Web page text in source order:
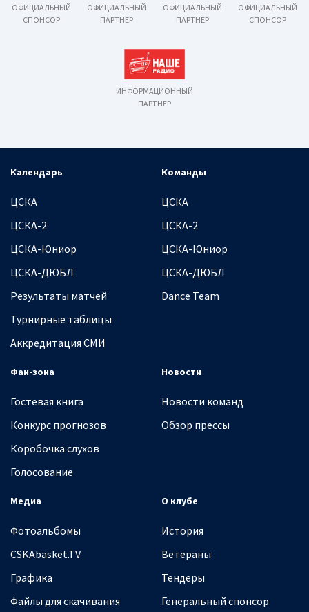
ОФИЦИАЛЬНЫЙ
СПОНСОР
ОФИЦИАЛЬНЫЙ
ПАРТНЕР
ОФИЦИАЛЬНЫЙ
ПАРТНЕР
ОФИЦИАЛЬНЫЙ
СПОНСОР
ИНФОРМАЦИОННЫЙ
ПАРТНЕР
Календарь
ЦСКА
ЦСКА-2
ЦСКА-Юниор
ЦСКА-ДЮБЛ
Результаты матчей
Турнирные таблицы
Аккредитация СМИ
Команды
ЦСКА
ЦСКА-2
ЦСКА-Юниор
ЦСКА-ДЮБЛ
Dance Team
Фан-зона
Гостевая книга
Конкурс прогнозов
Коробочка слухов
Голосование
Новости
Новости команд
Обзор прессы
Медиа
Фотоальбомы
CSKAbasket.TV
Графика
Файлы для скачивания
О клубе
История
Ветераны
Тендеры
Генеральный спонсор